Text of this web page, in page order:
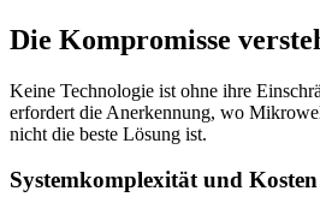
Die Kompromisse
Keine Technologie ist ohne ihre
erfordert die Anerkennung, wo
nicht die beste Lösung ist.
Systemkomplexität und Kosten